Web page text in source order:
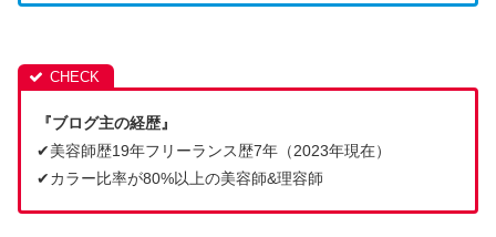
『ブログ主の経歴』
✔︎美容師歴19年フリーランス歴7年（2023年現在）
✔︎カラー比率が80%以上の美容師&理容師